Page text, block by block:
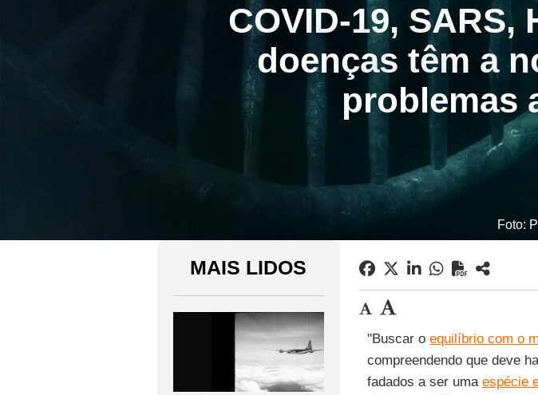
COVID-19, SARS,
doenças têm a
problemas
Foto:
MAIS LIDOS
"Buscar o equilíbrio com o
compreendendo que deve
fadados a ser uma espécie